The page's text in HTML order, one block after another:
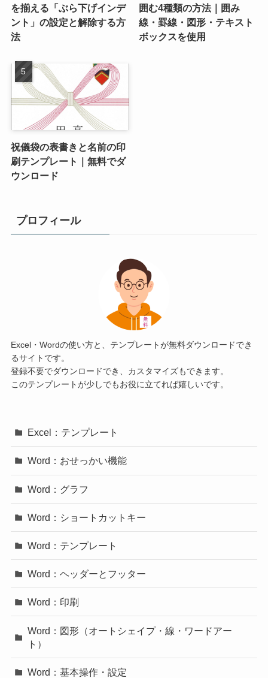
を揃える「ぶら下げインデ
ント」の設定と解除する方
法
囲む4種類の方法｜囲み
線・罫線・図形・テキスト
ボックスを使用
祝儀袋の表書きと名前の印
刷テンプレート｜無料でダ
ウンロード
プロフィール
Excel・Wordの使い方と、テンプレートが無料ダウンロードでき
るサイトです。
登録不要でダウンロードでき、カスタマイズもできます。
このテンプレートが少しでもお役に立てれば嬉しいです。
Excel：テンプレート
Word：おせっかい機能
Word：グラフ
Word：ショートカットキー
Word：テンプレート
Word：ヘッダーとフッター
Word：印刷
Word：図形（オートシェイプ・線・ワードアー
ト）
Word：基本操作・設定